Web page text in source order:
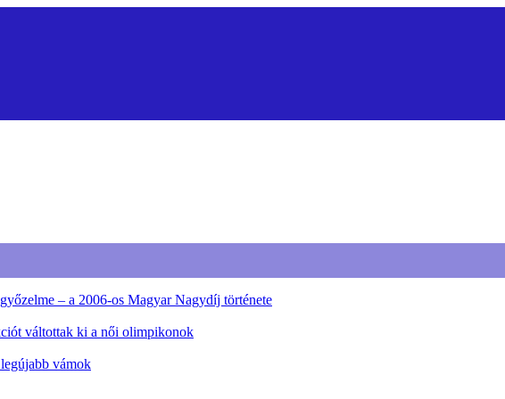
– a 2006-os Magyar Nagydíj története
váltottak ki a női olimpikonok
vámok